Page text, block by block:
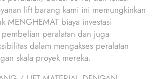
lift barang kami ini memungkinkan
MENGHEMAT biaya investasi
peralatan dan juga
dalam mengakses peralatan
skala proyek mereka.